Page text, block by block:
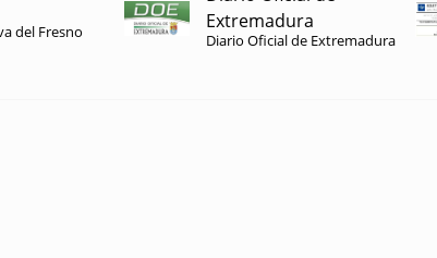
del Fresno
Extremadura
Diario Oficial de Extremadura